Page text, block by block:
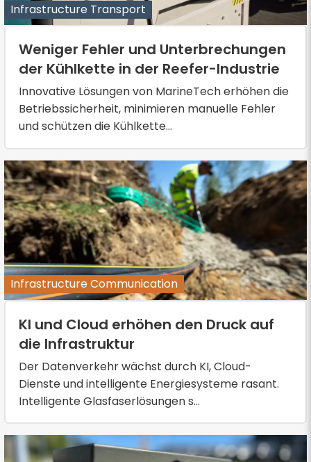
Infrastructure Transport
Weniger Fehler und Unterbrechungen
der Kühlkette in der Reefer-Industrie
Innovative Lösungen von MarineTech erhöhen die
Betriebssicherheit, minimieren manuelle Fehler
und schützen die Kühlkette...
Infrastructure Communication
KI und Cloud erhöhen den Druck auf
die Infrastruktur
Der Datenverkehr wächst durch KI, Cloud-
Dienste und intelligente Energiesysteme rasant.
Intelligente Glasfaserlösungen s...